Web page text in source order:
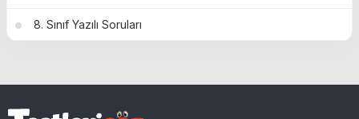
8. Sınıf Yazılı Soruları